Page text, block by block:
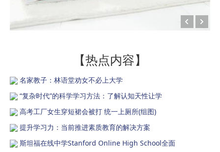
【热点内容】
名家教子：林语堂劝女不必上大学
“复杂时代”的科学学习方法：了解认知天性让学
高考工厂女生穿短裙会被打 统一上厕所(组图)
提升学习力：当前推进素质教育的解决方案
斯坦福在线中学Stanford Online High School全面